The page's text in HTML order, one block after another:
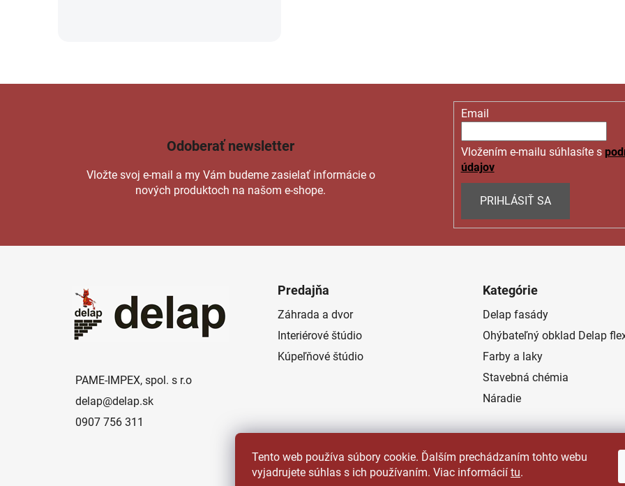
Tento web používa súbory cookie. Ďalším prechádzaním tohto webu
vyjadrujete súhlas s ich používaním. Viac informácií tu.
Odoberať newsletter
Vložte svoj e-mail a my Vám budeme zasielať informácie o
nových produktoch na našom e-shope.
Email
Vložením e-mailu súhlasíte s
údajov
PRIHLÁSIŤ SA
PAME-IMPEX, spol. s r.o
delap@delap.sk
0907 756 311
Predajňa
Záhrada a dvor
Interiérové štúdio
Kúpeľňové štúdio
Kategórie
Delap fasády
Ohýbateľný obklad Delap
Farby a laky
Stavebná chémia
Náradie